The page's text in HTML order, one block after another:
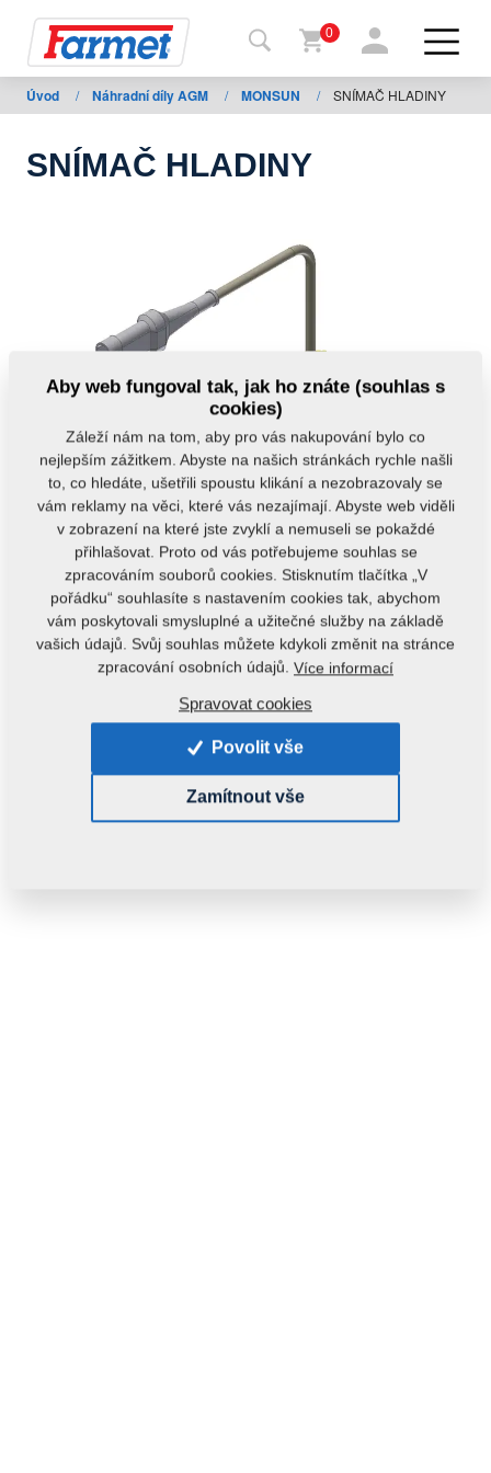
Zpět
na
stažení
0
Úvod / Náhradní díly AGM / MONSUN / SNÍMAČ HLADINY
SNÍMAČ HLADINY
Kód produktu: m81200406-294
Tento díl je použitelný i pro následující stroje:
0,0900 kg
Aby web fungoval tak, jak ho znáte (souhlas s
cookies)
Záleží nám na tom, aby pro vás nakupování bylo co
nejlepším zážitkem. Abyste na našich stránkách rychle našli
to, co hledáte, ušetřili spoustu klikání a nezobrazovaly se
vám reklamy na věci, které vás nezajímají. Abyste web viděli
v zobrazení na které jste zvyklí a nemuseli se pokaždé
přihlašovat. Proto od vás potřebujeme souhlas se
zpracováním souborů cookies. Stisknutím tlačítka „V
pořádku“ souhlasíte s nastavením cookies tak, abychom
vám poskytovali smysluplné a užitečné služby na základě
vašich údajů. Svůj souhlas můžete kdykoli změnit na stránce
zpracování osobních údajů. Více informací
Spravovat cookies
Povolit vše
Zamítnout vše